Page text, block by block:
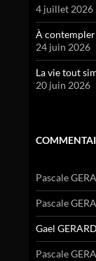
4 juillet 2026
À
24 juin 2026
La vie tout
20 juin 2026
Pascale
Pascale
Gael GERARD
Pascale